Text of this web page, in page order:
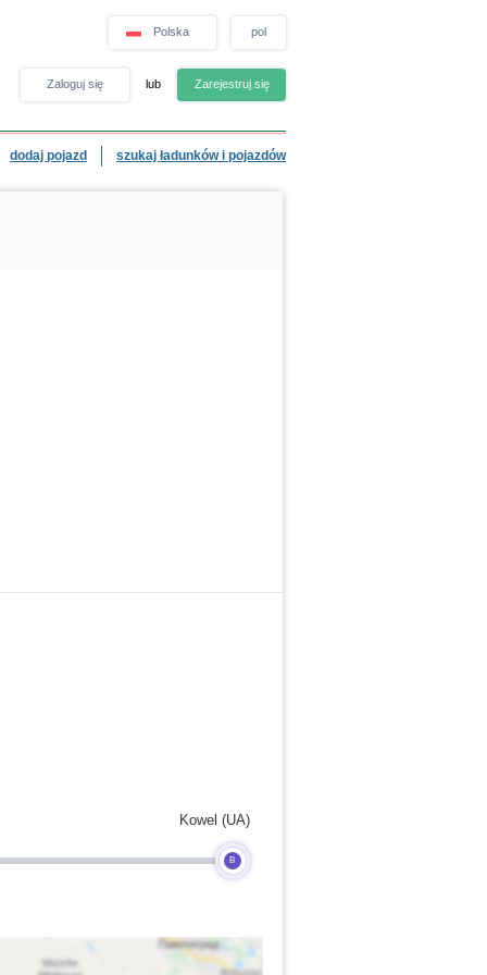
Polska pol
Zaloguj się lub Zarejestruj się
dodaj pojazd szukaj ładunków i pojazdów
B
Kowel (UA)